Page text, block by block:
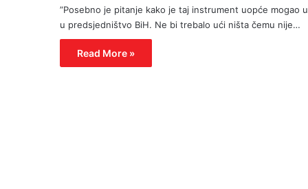
”Posebno je pitanje kako je taj instrument uopće mogao
u predsjedništvo BiH. Ne bi trebalo ući ništa čemu nije…
Read More »